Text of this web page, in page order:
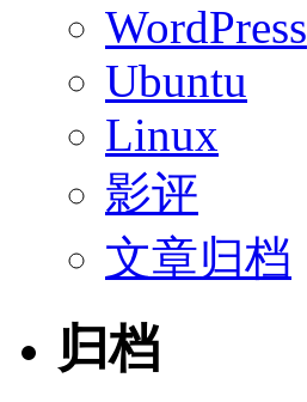
WordPress
Ubuntu
Linux
影评
文章归档
归档